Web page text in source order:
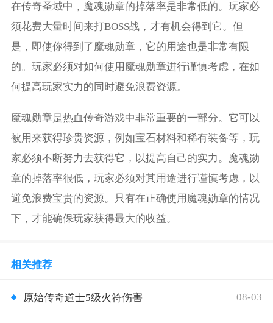
在传奇圣域中，魔魂勋章的掉落率是非常低的。玩家必
须花费大量时间来打BOSS战，才有机会得到它。但
是，即使你得到了魔魂勋章，它的用途也是非常有限
的。玩家必须对如何使用魔魂勋章进行谨慎考虑，在如
何提高玩家实力的同时避免浪费资源。
魔魂勋章是热血传奇游戏中非常重要的一部分。它可以
被用来获得珍贵资源，例如宝石材料和稀有装备等，玩
家必须不断努力去获得它，以提高自己的实力。魔魂勋
章的掉落率很低，玩家必须对其用途进行谨慎考虑，以
避免浪费宝贵的资源。只有在正确使用魔魂勋章的情况
下，才能确保玩家获得最大的收益。
相关推荐
原始传奇道士5级火符伤害 08-03